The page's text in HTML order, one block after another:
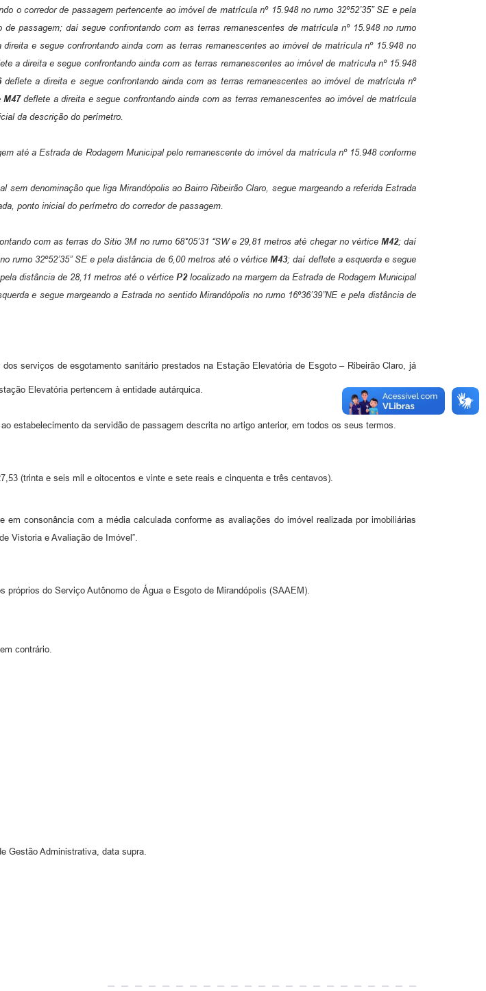
o corredor de passagem pertencente ao imóvel de matrícula nº 15.948 no rumo 32º52’35” SE e pela
passagem; daí segue confrontando com as terras remanescentes de matrícula nº 15.948 no rumo
e segue confrontando ainda com as terras remanescentes ao imóvel de matrícula nº 15.948 no
a direita e segue confrontando ainda com as terras remanescentes ao imóvel de matrícula nº 15.948
deflete a direita e segue confrontando ainda com as terras remanescentes ao imóvel de matrícula nº
M47deflete a direita e segue confrontando ainda com as terras remanescentes ao imóvel de matrícula
da descrição do perímetro.
até a Estrada de Rodagem Municipal pelo remanescente do imóvel da matrícula nº 15.948 conforme
sem denominação que liga Mirandópolis ao Bairro Ribeirão Claro, segue margeando a referida Estrada
ponto inicial do perímetro do corredor de passagem.
com as terras do Sitio 3M no rumo 68°05’31 “SW e 29,81 metros até chegar no vértice M42; daí
rumo 32º52’35” SE e pela distância de 6,00 metros até o vérticeM43; daí deflete a esquerda e segue
distância de 28,11 metros até o vértice P2 localizado na margem da Estrada de Rodagem Municipal
e segue margeando a Estrada no sentido Mirandópolis no rumo 16º36’39”NE e pela distância de
serviços de esgotamento sanitário prestados na Estação Elevatória de Esgoto – Ribeirão Claro, já
Elevatória pertencem à entidade autárquica.
estabelecimento da servidão de passagem descrita no artigo anterior, em todos os seus termos.
(trinta e seis mil e oitocentos e vinte e sete reais e cinquenta e três centavos).
em consonância com a média calculada conforme as avaliações do imóvel realizada por imobiliárias
Vistoria e Avaliação de Imóvel”.
do Serviço Autônomo de Água e Esgoto de Mirandópolis (SAAEM).
contrário.
Gestão Administrativa, data supra.